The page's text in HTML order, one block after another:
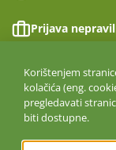
Prijava
Izjava o
Politika
ISO 27001:2022
Korištenjem
kolačića (eng.
pregledavati
biti dostupne.